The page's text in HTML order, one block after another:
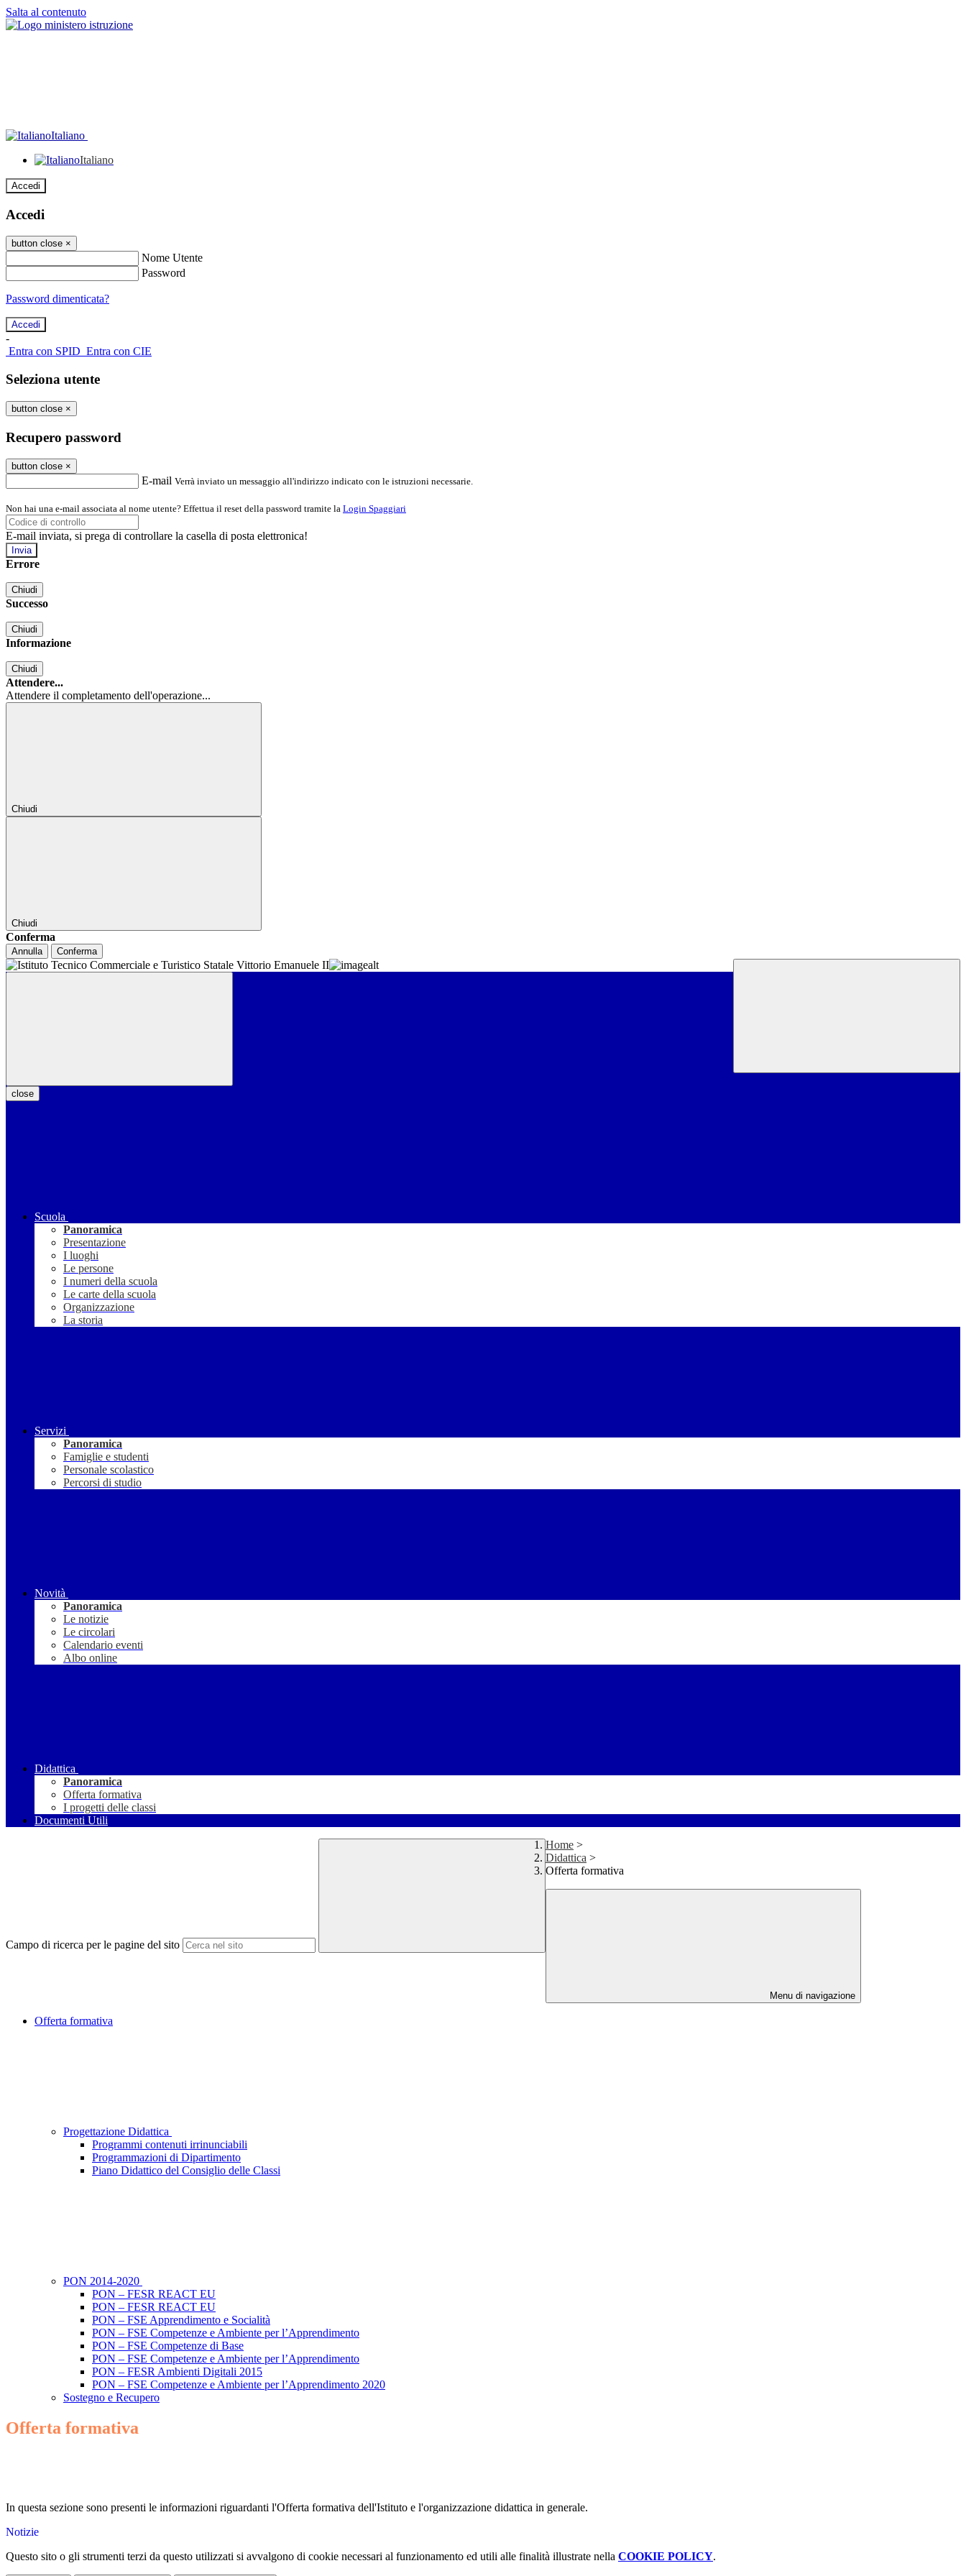
Salta al contenuto
Italiano
Italiano
Accedi
Accedi
button close ×
Nome Utente
Password
Password dimenticata?
-
Entra con SPID Entra con CIE
Seleziona utente
button close ×
Recupero password
button close ×
E-mail Verrà inviato un messaggio all'indirizzo indicato con le istruzioni necessarie.
Non hai una e-mail associata al nome utente? Effettua il reset della password tramite la Login Spaggiari
E-mail inviata, si prega di controllare la casella di posta elettronica!
Errore
Chiudi
Successo
Chiudi
Informazione
Chiudi
Attendere...
Attendere il completamento dell'operazione...
Chiudi
Chiudi
Conferma
Annulla Conferma
close
Scuola
Panoramica
Presentazione
I luoghi
Le persone
I numeri della scuola
Le carte della scuola
Organizzazione
La storia
Servizi
Panoramica
Famiglie e studenti
Personale scolastico
Percorsi di studio
Novità
Panoramica
Le notizie
Le circolari
Calendario eventi
Albo online
Didattica
Panoramica
Offerta formativa
I progetti delle classi
Documenti Utili
Campo di ricerca per le pagine del sito
Home >
Didattica >
Offerta formativa
Menu di navigazione
Offerta formativa
Progettazione Didattica
Programmi contenuti irrinunciabili
Programmazioni di Dipartimento
Piano Didattico del Consiglio delle Classi
PON 2014-2020
PON – FESR REACT EU
PON – FESR REACT EU
PON – FSE Apprendimento e Socialità
PON – FSE Competenze e Ambiente per l’Apprendimento
PON – FSE Competenze di Base
PON – FSE Competenze e Ambiente per l’Apprendimento
PON – FESR Ambienti Digitali 2015
PON – FSE Competenze e Ambiente per l’Apprendimento 2020
Sostegno e Recupero
Offerta formativa
In questa sezione sono presenti le informazioni riguardanti l'Offerta formativa dell'Istituto e l'organizzazione didattica in generale.
Notizie
Questo sito o gli strumenti terzi da questo utilizzati si avvalgono di cookie necessari al funzionamento ed utili alle finalità illustrate nella COOKIE POLICY.